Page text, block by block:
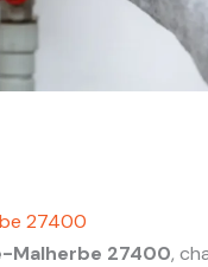
27400
Malherbe 27400,